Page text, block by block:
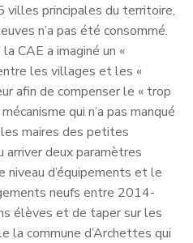
villes principales du territoire,
n’a pas été consommé.
CAE a imaginé un «
les villages et les «
afin de compenser le « trop
qui n’a pas manqué
maires des petites
arriver deux paramètres
niveau d’équipements et le
neufs entre 2014-
élèves et de taper sur les
la commune d’Archettes qui